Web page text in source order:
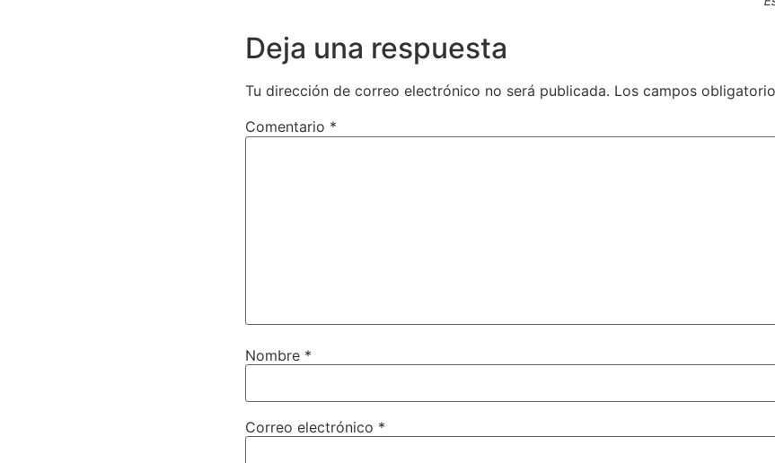
Deja una respuesta
Tu dirección de correo electrónico no será publicada. Los campos
Comentario *
Nombre *
Correo electrónico *